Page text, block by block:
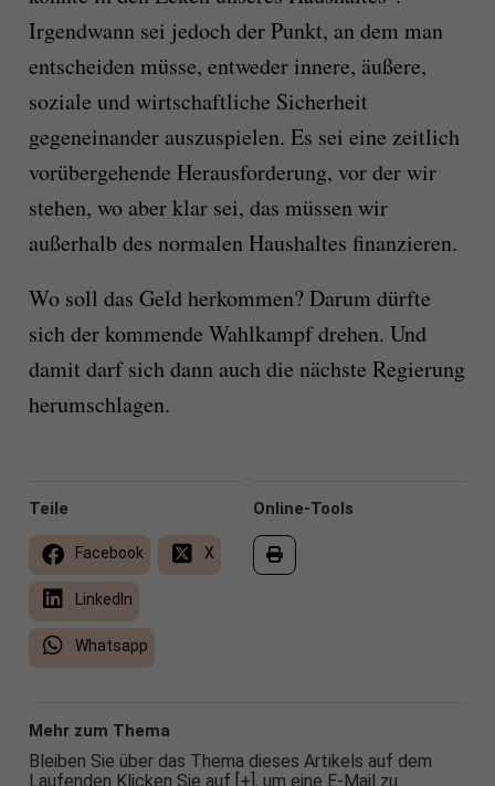
Irgendwann sei jedoch der Punkt, an dem man
entscheiden müsse, entweder innere, äußere,
soziale und wirtschaftliche Sicherheit
gegeneinander auszuspielen. Es sei eine zeitlich
vorübergehende Herausforderung, vor der wir
stehen, wo aber klar sei, das müssen wir
außerhalb des normalen Haushaltes finanzieren.
Wo soll das Geld herkommen? Darum dürfte
sich der kommende Wahlkampf drehen. Und
damit darf sich dann auch die nächste Regierung
herumschlagen.
Online-Tools
Teile
Facebook X
LinkedIn
Whatsapp
Mehr zum Thema
Bleiben Sie über das Thema dieses Artikels auf dem
Laufenden Klicken Sie auf [+], um eine E-Mail zu